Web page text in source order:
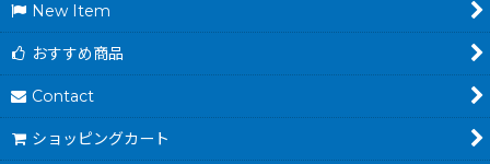
New Item
おすすめ商品
Contact
ショッピングカート